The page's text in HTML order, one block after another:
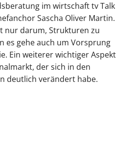
im wirtschaft tv Talk
Sascha Oliver Martin.
nur darum, Strukturen zu
es gehe auch um Vorsprung
Ein weiterer wichtiger Aspekt
der sich in den
deutlich verändert habe.